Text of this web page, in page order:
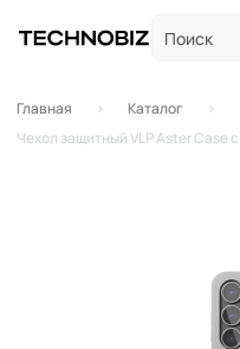
Главная
Каталог